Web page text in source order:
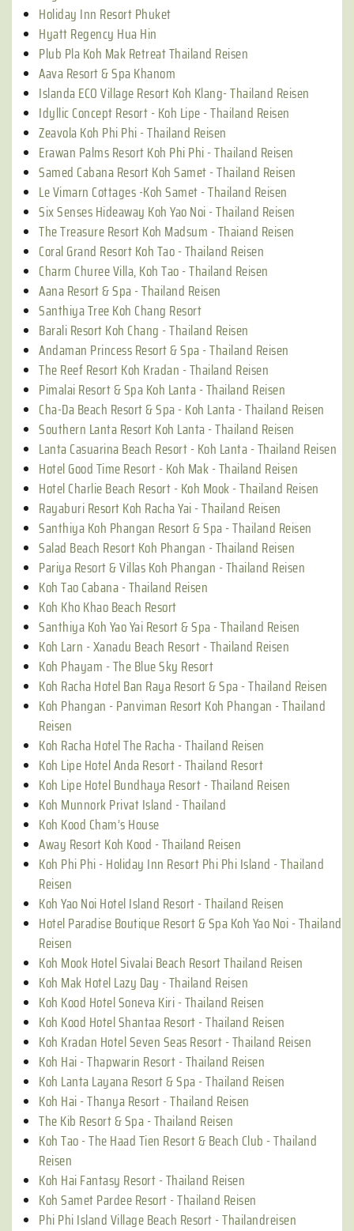
Holiday Inn Resort Phuket
Hyatt Regency Hua Hin
Plub Pla Koh Mak Retreat Thailand Reisen
Aava Resort & Spa Khanom
Islanda ECO Village Resort Koh Klang- Thailand Reisen
Idyllic Concept Resort - Koh Lipe - Thailand Reisen
Zeavola Koh Phi Phi - Thailand Reisen
Erawan Palms Resort Koh Phi Phi - Thailand Reisen
Samed Cabana Resort Koh Samet - Thailand Reisen
Le Vimarn Cottages -Koh Samet - Thailand Reisen
Six Senses Hideaway Koh Yao Noi - Thailand Reisen
The Treasure Resort Koh Madsum - Thaiand Reisen
Coral Grand Resort Koh Tao - Thailand Reisen
Charm Churee Villa, Koh Tao - Thailand Reisen
Aana Resort & Spa - Thailand Reisen
Santhiya Tree Koh Chang Resort
Barali Resort Koh Chang - Thailand Reisen
Andaman Princess Resort & Spa - Thailand Reisen
The Reef Resort Koh Kradan - Thailand Reisen
Pimalai Resort & Spa Koh Lanta - Thailand Reisen
Cha-Da Beach Resort & Spa - Koh Lanta - Thailand Reisen
Southern Lanta Resort Koh Lanta - Thailand Reisen
Lanta Casuarina Beach Resort - Koh Lanta - Thailand Reisen
Hotel Good Time Resort - Koh Mak - Thailand Reisen
Hotel Charlie Beach Resort - Koh Mook - Thailand Reisen
Rayaburi Resort Koh Racha Yai - Thailand Reisen
Santhiya Koh Phangan Resort & Spa - Thailand Reisen
Salad Beach Resort Koh Phangan - Thailand Reisen
Pariya Resort & Villas Koh Phangan - Thailand Reisen
Koh Tao Cabana - Thailand Reisen
Koh Kho Khao Beach Resort
Santhiya Koh Yao Yai Resort & Spa - Thailand Reisen
Koh Larn - Xanadu Beach Resort - Thailand Reisen
Koh Phayam - The Blue Sky Resort
Koh Racha Hotel Ban Raya Resort & Spa - Thailand Reisen
Koh Phangan - Panviman Resort Koh Phangan - Thailand
Reisen
Koh Racha Hotel The Racha - Thailand Reisen
Koh Lipe Hotel Anda Resort - Thailand Resort
Koh Lipe Hotel Bundhaya Resort - Thailand Reisen
Koh Munnork Privat Island - Thailand
Koh Kood Cham’s House
Away Resort Koh Kood - Thailand Reisen
Koh Phi Phi - Holiday Inn Resort Phi Phi Island - Thailand
Reisen
Koh Yao Noi Hotel Island Resort - Thailand Reisen
Hotel Paradise Boutique Resort & Spa Koh Yao Noi - Thailand
Reisen
Koh Mook Hotel Sivalai Beach Resort Thailand Reisen
Koh Mak Hotel Lazy Day - Thailand Reisen
Koh Kood Hotel Soneva Kiri - Thailand Reisen
Koh Kood Hotel Shantaa Resort - Thailand Reisen
Koh Kradan Hotel Seven Seas Resort - Thailand Reisen
Koh Hai - Thapwarin Resort - Thailand Reisen
Koh Lanta Layana Resort & Spa - Thailand Reisen
Koh Hai - Thanya Resort - Thailand Reisen
The Kib Resort & Spa - Thailand Reisen
Koh Tao - The Haad Tien Resort & Beach Club - Thailand
Reisen
Koh Hai Fantasy Resort - Thailand Reisen
Koh Samet Pardee Resort - Thailand Reisen
Phi Phi Island Village Beach Resort - Thailandreisen